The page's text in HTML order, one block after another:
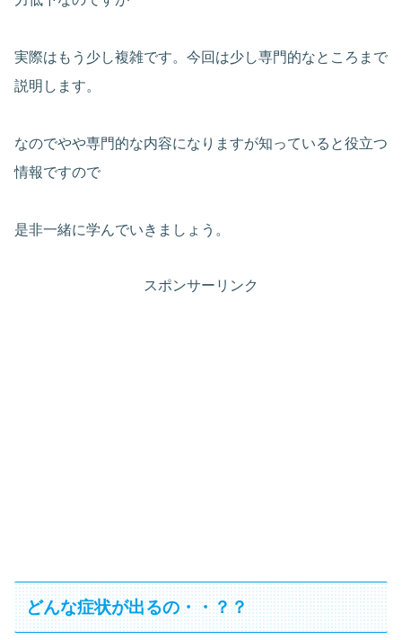
実際はもう少し複雑です。今回は少し専門的なところまで
説明します。
なのでやや専門的な内容になりますが知っていると役立つ
情報ですので
是非一緒に学んでいきましょう。
スポンサーリンク
どんな症状が出るの・・？？